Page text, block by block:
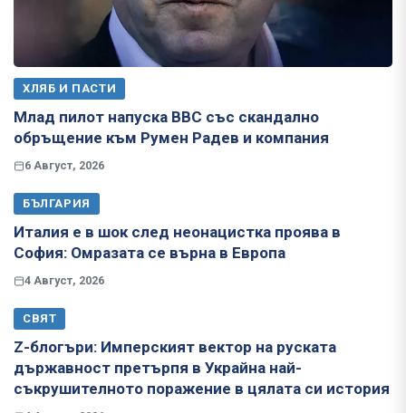
ХЛЯБ И ПАСТИ
Млад пилот напуска ВВС със скандално
обръщение към Румен Радев и компания
6 Август, 2026
БЪЛГАРИЯ
Италия е в шок след неонацистка проява в
София: Омразата се върна в Европа
4 Август, 2026
СВЯТ
Z-блогъри: Имперският вектор на руската
държавност претърпя в Украйна най-
съкрушителното поражение в цялата си история